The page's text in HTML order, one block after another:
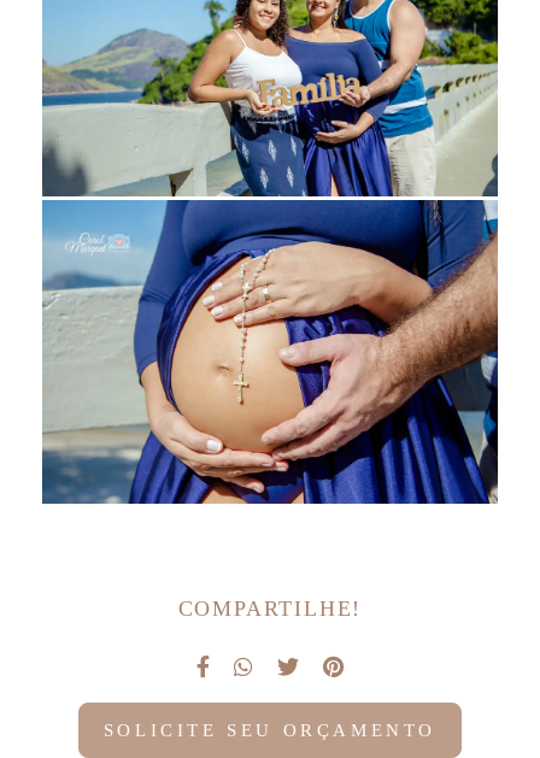
COMPARTILHE!
SOLICITE SEU ORÇAMENTO